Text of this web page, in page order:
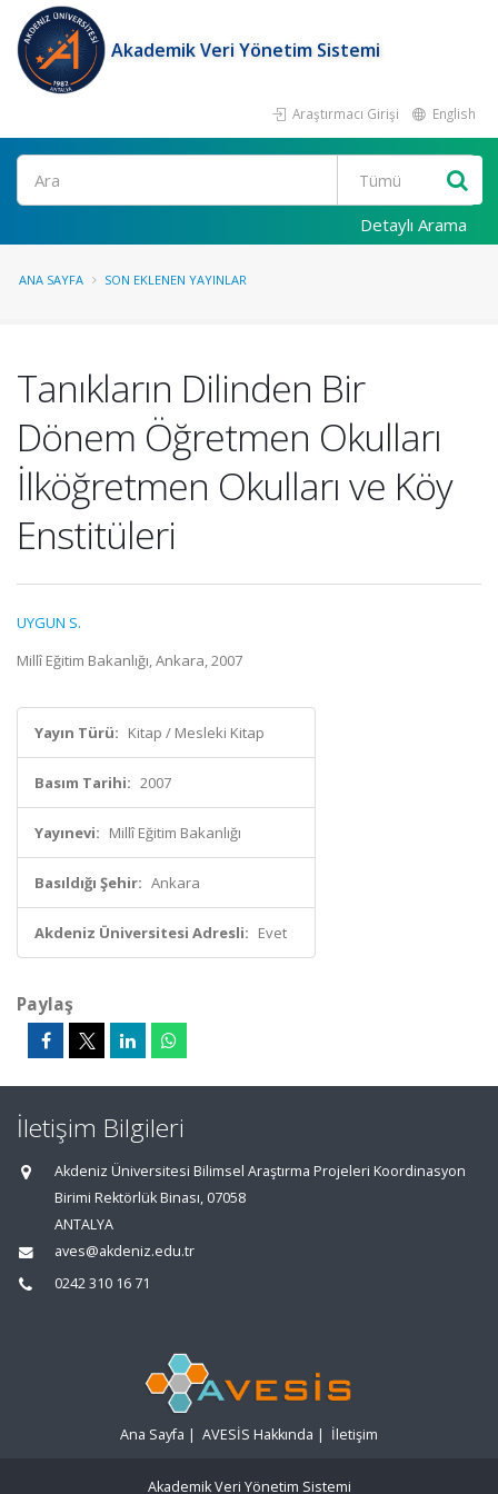
Akademik Veri Yönetim Sistemi
Araştırmacı Girişi English
Ara
Detaylı Arama
ANA SAYFA SON EKLENEN YAYINLAR
Tanıkların Dilinden Bir
Dönem Öğretmen Okulları
İlköğretmen Okulları ve Köy
Enstitüleri
UYGUN S.
Millî Eğitim Bakanlığı, Ankara, 2007
Yayın Türü: Kitap / Mesleki Kitap
Basım Tarihi: 2007
Yayınevi: Millî Eğitim Bakanlığı
Basıldığı Şehir: Ankara
Akdeniz Üniversitesi Adresli: Evet
Paylaş
İletişim Bilgileri
Akdeniz Üniversitesi Bilimsel Araştırma Projeleri Koordinasyon
Birimi Rektörlük Binası, 07058
ANTALYA
aves@akdeniz.edu.tr
0242 310 16 71
Ana Sayfa | AVESİS Hakkında | İletişim
Akademik Veri Yönetim Sistemi